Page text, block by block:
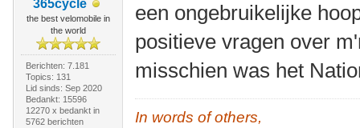
365cycle
the best velomobile in
the world
Berichten: 7.181
Topics: 131
Lid sinds: Sep 2020
Bedankt: 15596
12270 x bedankt in
5762 berichten
een ongebruikelijke
positieve vragen over
misschien was het
In words of others,